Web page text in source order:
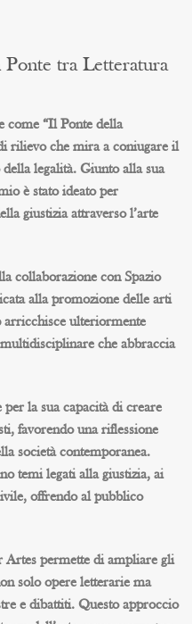
tra Letteratura
come “Il Ponte della
rilievo che mira a coniugare il
legalità. Giunto alla sua
è stato ideato per
giustizia attraverso l’arte
collaborazione conSpazio
alla promozione delle arti
arricchisce ulteriormente
che abbraccia
la sua capacità di creare
favorendo una riflessione
società contemporanea.
temi legati alla giustizia, ai
offrendo al pubblico
Artes permette di ampliare gli
solo opere letterarie ma
e dibattiti. Questo approccio